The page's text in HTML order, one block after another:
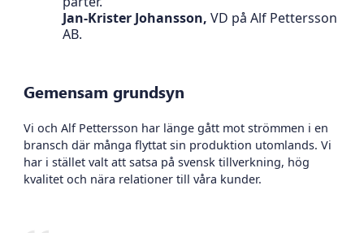
Jan-Krister Johansson, VD på Alf Pettersson
AB.
Gemensam grundsyn
Vi och Alf Pettersson har länge gått mot strömmen i en
bransch där många flyttat sin produktion utomlands. Vi
har i stället valt att satsa på svensk tillverkning, hög
kvalitet och nära relationer till våra kunder.